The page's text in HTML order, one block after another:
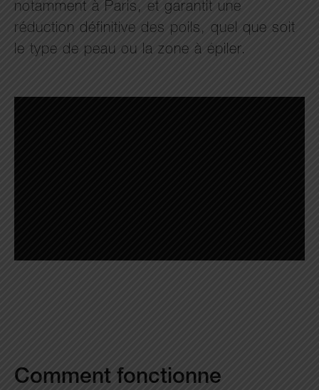
notamment à Paris, et garantit une
réduction définitive des poils, quel que soit
le type de peau ou la zone à épiler.
Comment fonctionne